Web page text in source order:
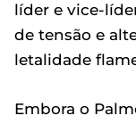
líder e vice-
de tensão e
letalidade
Embora o